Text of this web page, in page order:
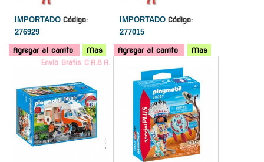
IMPORTADO Código:
276929
Agregar al carrito Mas
IMPORTADO Código:
277015
Agregar al carrito
Mas
Envío Gratis C.A.B.A.